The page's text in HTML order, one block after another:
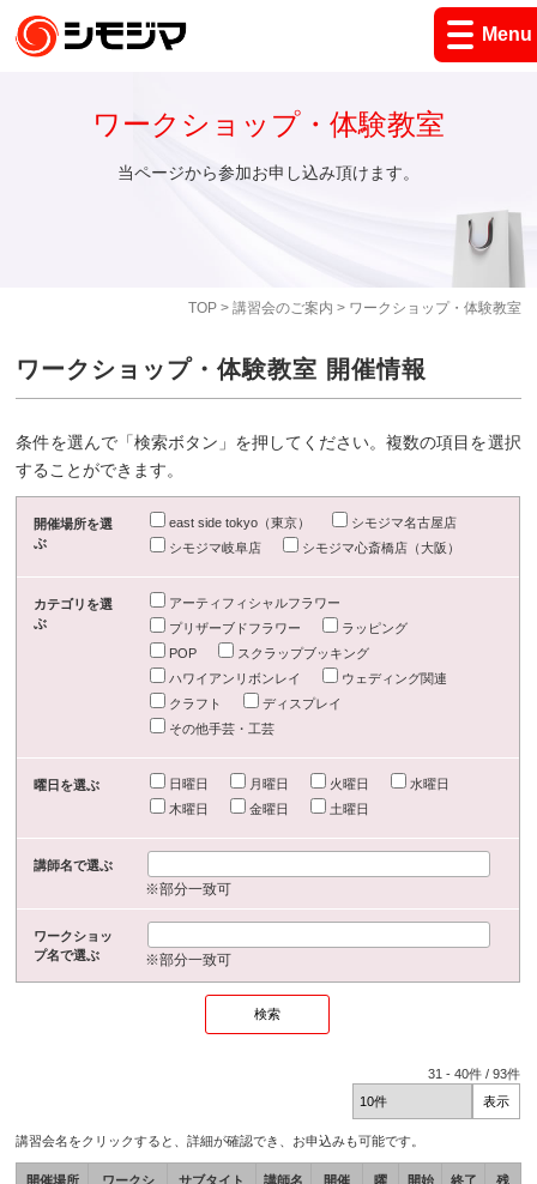
Menu
TOP> 講習会のご案内 > ワークショップ・体験教室
ワークショップ・体験教室
当ページから参加お申し込み頂けます。
ワークショップ・体験教室 開催情報
条件を選んで「検索ボタン」を押してください。複数の項目を選択
することができます。
開催場所を選
ぶ
east side tokyo（東京）
シモジマ名古屋店
シモジマ岐阜店
シモジマ心斎橋店（大阪）
カテゴリを選
ぶ
アーティフィシャルフラワー
プリザーブドフラワー
ラッピング
POP
スクラップブッキング
ハワイアンリボンレイ
ウェディング関連
クラフト
ディスプレイ
その他手芸・工芸
曜日を選ぶ 日曜日 月曜日 火曜日
水曜日
木曜日
金曜日 土曜日
講師名で選ぶ
※部分一致可
ワークショッ
プ名で選ぶ
※部分一致可
31 -40件 /93件
講習会名をクリックすると、詳細が確認でき、お申込みも可能です。
開催場所
ワークシ
サブタイト
講師名
開催
曜
開始
終了
残